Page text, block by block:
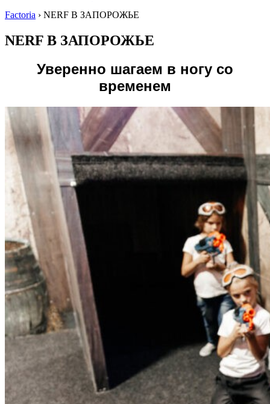
Factoria › NERF В ЗАПОРОЖЬЕ
NERF В ЗАПОРОЖЬЕ
Уверенно шагаем в ногу со
временем